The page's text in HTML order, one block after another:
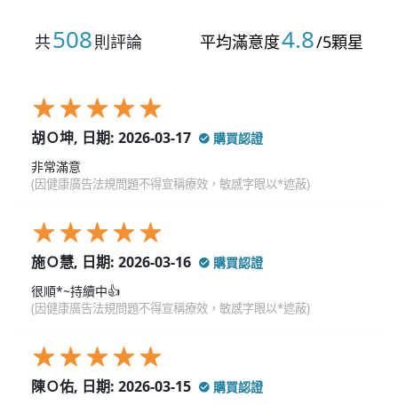
共508則評論 平均滿意度4.8/5顆星
胡Ｏ坤, 日期: 2026-03-17
購買認證
非常滿意
(因健康廣告法規問題不得宣稱療效，敏感字眼以*遮蔽)
施Ｏ慧, 日期: 2026-03-16
購買認證
很順*~持續中👍
(因健康廣告法規問題不得宣稱療效，敏感字眼以*遮蔽)
陳Ｏ佑, 日期: 2026-03-15
購買認證